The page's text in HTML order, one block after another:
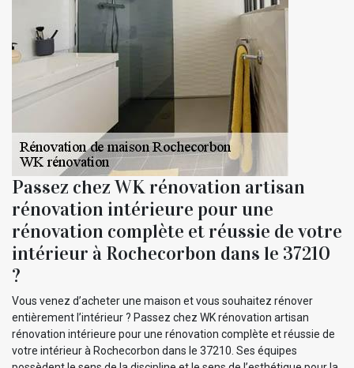
Passez chez WK rénovation artisan
rénovation intérieure pour une
rénovation complète et réussie de votre
intérieur à Rochecorbon dans le 37210
?
Vous venez d’acheter une maison et vous souhaitez rénover
entièrement l’intérieur ? Passez chez WK rénovation artisan
rénovation intérieure pour une rénovation complète et réussie de
votre intérieur à Rochecorbon dans le 37210. Ses équipes